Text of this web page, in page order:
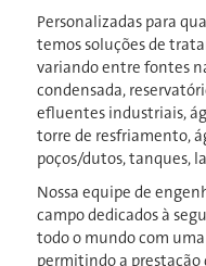
Personalizadas para
temos soluções de
variando entre fontes
condensada,
efluentes industriais,
torre de resfriamento,
poços/dutos, tanques,
Nossa equipe de
campo dedicados à
todo o mundo com
permitindo a prestação